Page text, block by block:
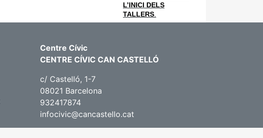
L’INICI DELS
TALLERS
Centre Cívic
CENTRE CÍVIC CAN CASTELLÓ
c/ Castelló, 1-7
08021 Barcelona
932417874
infocivic@cancastello.cat